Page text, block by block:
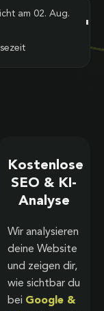
am 02. Aug.
Kostenlose
SEO & KI-
Analyse
Wir analysieren
deine Website
und zeigen dir,
wie sichtbar du
bei Google &